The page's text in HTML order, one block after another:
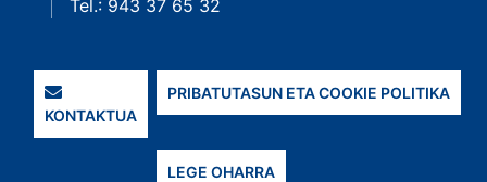
Tel.: 943 37 65 32
KONTAKTUA
PRIBATUTASUN ETA COOKIE POLITIKA
LEGE OHARRA